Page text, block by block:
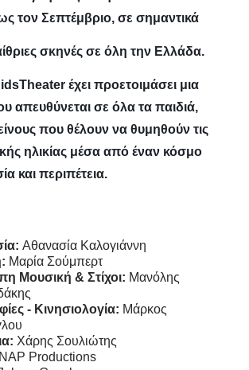
τον Σεπτέμβριο, σε σημαντικά
σκηνές σε όλη την Ελλάδα.
έχει προετοιμάσει μια
απευθύνεται σε όλα τα παιδιά,
που θέλουν να θυμηθούν τις
ηλικίας μέσα από έναν κόσμο
και περιπέτεια.
Αθανασία Καλογιάννη
Μαρία Σούμπερτ
Μουσική & Στίχοι: Μανόλης
- Κινησιολογία: Μάρκος
Χάρης Σουλιώτης
NAP Productions